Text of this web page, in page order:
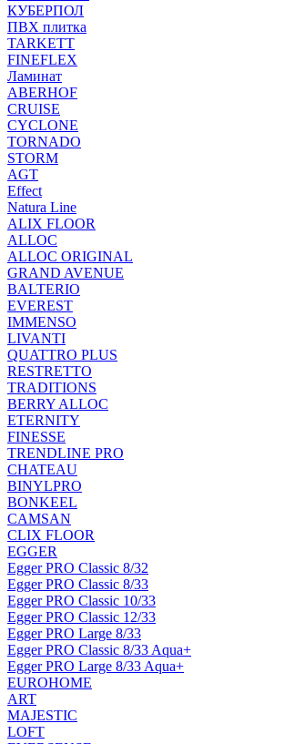
КУБЕРПОЛ
ПВХ плитка
TARKETT
FINEFLEX
Ламинат
ABERHOF
CRUISE
CYCLONE
TORNADO
STORM
AGT
Effect
Natura Line
ALIX FLOOR
ALLOC
ALLOC ORIGINAL
GRAND AVENUE
BALTERIO
EVEREST
IMMENSO
LIVANTI
QUATTRO PLUS
RESTRETTO
TRADITIONS
BERRY ALLOC
ETERNITY
FINESSE
TRENDLINE PRO
CHATEAU
BINYLPRO
BONKEEL
CAMSAN
CLIX FLOOR
EGGER
Egger PRO Classic 8/32
Egger PRO Classic 8/33
Egger PRO Classic 10/33
Egger PRO Classic 12/33
Egger PRO Large 8/33
Egger PRO Classic 8/33 Aqua+
Egger PRO Large 8/33 Aqua+
EUROHOME
ART
MAJESTIC
LOFT